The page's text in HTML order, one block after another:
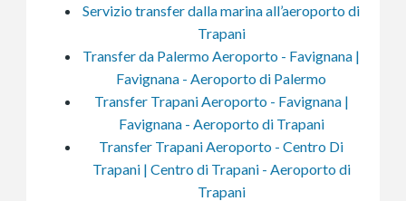
Servizio transfer dalla marina all’aeroporto di
Trapani
Transfer da Palermo Aeroporto - Favignana |
Favignana - Aeroporto di Palermo
Transfer Trapani Aeroporto - Favignana |
Favignana - Aeroporto di Trapani
Transfer Trapani Aeroporto - Centro Di
Trapani | Centro di Trapani - Aeroporto di
Trapani